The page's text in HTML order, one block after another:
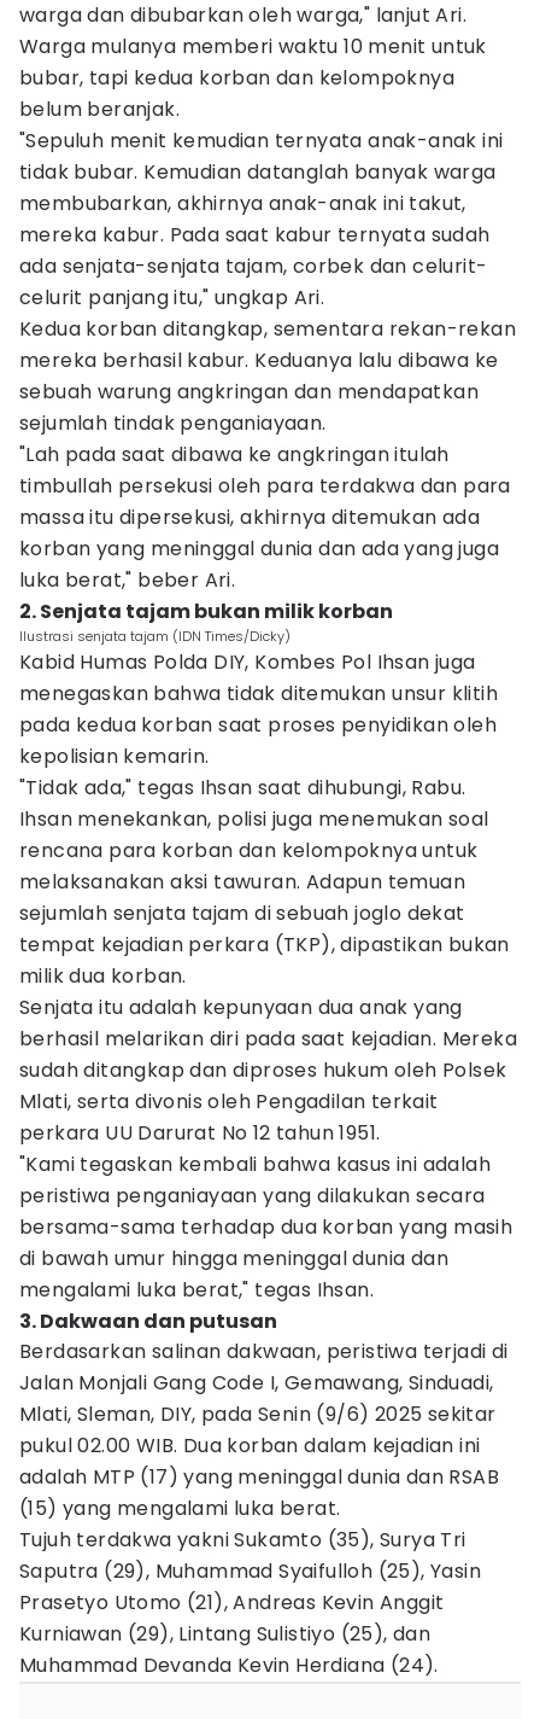
warga dan dibubarkan oleh warga," lanjut Ari.
Warga mulanya memberi waktu 10 menit untuk
bubar, tapi kedua korban dan kelompoknya
belum beranjak.
"Sepuluh menit kemudian ternyata anak-anak ini
tidak bubar. Kemudian datanglah banyak warga
membubarkan, akhirnya anak-anak ini takut,
mereka kabur. Pada saat kabur ternyata sudah
ada senjata-senjata tajam, corbek dan celurit-
celurit panjang itu," ungkap Ari.
Kedua korban ditangkap, sementara rekan-rekan
mereka berhasil kabur. Keduanya lalu dibawa ke
sebuah warung angkringan dan mendapatkan
sejumlah tindak penganiayaan.
"Lah pada saat dibawa ke angkringan itulah
timbullah persekusi oleh para terdakwa dan para
massa itu dipersekusi, akhirnya ditemukan ada
korban yang meninggal dunia dan ada yang juga
luka berat," beber Ari.
2. Senjata tajam bukan milik korban
Ilustrasi senjata tajam (IDN Times/Dicky)
Kabid Humas Polda DIY, Kombes Pol Ihsan juga
menegaskan bahwa tidak ditemukan unsur klitih
pada kedua korban saat proses penyidikan oleh
kepolisian kemarin.
"Tidak ada," tegas Ihsan saat dihubungi, Rabu.
Ihsan menekankan, polisi juga menemukan soal
rencana para korban dan kelompoknya untuk
melaksanakan aksi tawuran. Adapun temuan
sejumlah senjata tajam di sebuah joglo dekat
tempat kejadian perkara (TKP), dipastikan bukan
milik dua korban.
Senjata itu adalah kepunyaan dua anak yang
berhasil melarikan diri pada saat kejadian. Mereka
sudah ditangkap dan diproses hukum oleh Polsek
Mlati, serta divonis oleh Pengadilan terkait
perkara UU Darurat No 12 tahun 1951.
"Kami tegaskan kembali bahwa kasus ini adalah
peristiwa penganiayaan yang dilakukan secara
bersama-sama terhadap dua korban yang masih
di bawah umur hingga meninggal dunia dan
mengalami luka berat," tegas Ihsan.
3. Dakwaan dan putusan
Berdasarkan salinan dakwaan, peristiwa terjadi di
Jalan Monjali Gang Code I, Gemawang, Sinduadi,
Mlati, Sleman, DIY, pada Senin (9/6) 2025 sekitar
pukul 02.00 WIB. Dua korban dalam kejadian ini
adalah MTP (17) yang meninggal dunia dan RSAB
(15) yang mengalami luka berat.
Tujuh terdakwa yakni Sukamto (35), Surya Tri
Saputra (29), Muhammad Syaifulloh (25), Yasin
Prasetyo Utomo (21), Andreas Kevin Anggit
Kurniawan (29), Lintang Sulistiyo (25), dan
Muhammad Devanda Kevin Herdiana (24).